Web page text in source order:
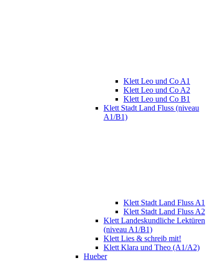
Klett Leo und Co A1
Klett Leo und Co A2
Klett Leo und Co B1
Klett Stadt Land Fluss (niveau
A1/B1)
Klett Stadt Land Fluss A1
Klett Stadt Land Fluss A2
Klett Landeskundliche Lektüren
(niveau A1/B1)
Klett Lies & schreib mit!
Klett Klara und Theo (A1/A2)
Hueber